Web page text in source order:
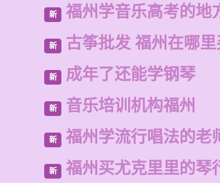
新 福州学音乐高考的地
新 古筝批发 福州在哪
新 成年了还能学钢琴
新 音乐培训机构福州
新 福州学流行唱法的老
新 福州买尤克里里的琴